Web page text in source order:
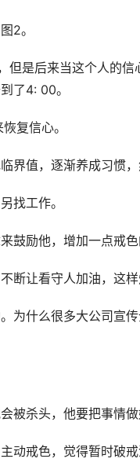
2。
是后来当这个人的信
了4: 00。
复信心。
值，逐渐养成习惯，
找工作。
励他，增加一点戒色
让看守人加油，这样
什么很多大公司宣传
杀头，他要把事情做
戒色，觉得暂时破戒